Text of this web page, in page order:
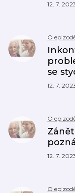
12. 7.
O
se
12. 7.
O
12. 7.
O